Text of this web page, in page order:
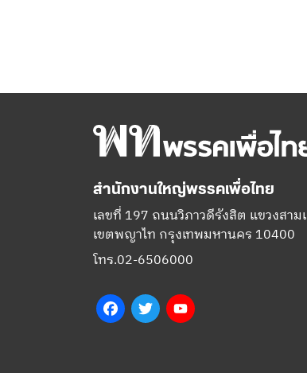
สำนักงานใหญ่พรรคเพื่อไทย
เลขที่ 197 ถนนวิภาวดีรังสิต แขวงสาม
เขตพญาไท กรุงเทพมหานคร 10400
โทร.02-6506000
FacebookTwitter